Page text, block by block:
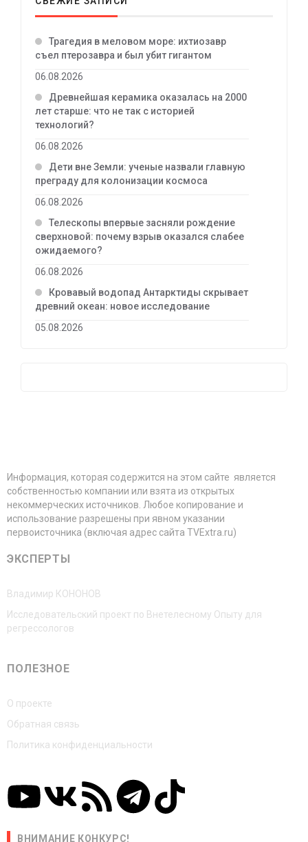
Трагедия в меловом море: ихтиозавр
съел птерозавра и был убит гигантом
06.08.2026
Древнейшая керамика оказалась на 2000
лет старше: что не так с историей
технологий?
06.08.2026
Дети вне Земли: ученые назвали главную
преграду для колонизации космоса
06.08.2026
Телескопы впервые засняли рождение
сверхновой: почему взрыв оказался слабее
ожидаемого?
06.08.2026
Кровавый водопад Антарктиды скрывает
древний океан: новое исследование
05.08.2026
Информация, которая содержится на этом сайте является
собственностью компании или взята из открытых
некоммерческих источников. Любое копирование и
использование разрешены при явном указании
первоисточника (включая адрес сайта TVExtra.ru)
ЭКСПЕРТЫ
Владимир КОНОНОВ
Исследовательский проект по Внетелесному Опыту для
регрессологов
ПОЛЕЗНОЕ
О проекте
Обратная связь
Политика конфиденциальности
ВНИМАНИЕ КОНКУРС!